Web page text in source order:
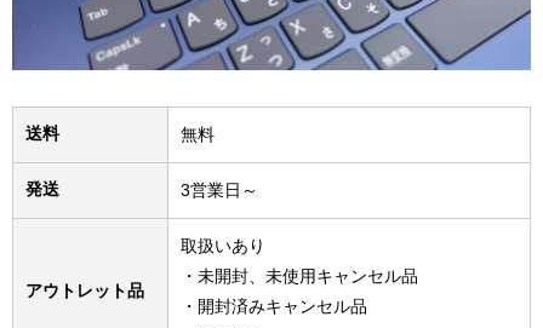
送料 無料
発送 3営業日～
アウトレット品
取扱いあり
・未開封、未使用キャンセル品
・開封済みキャンセル品